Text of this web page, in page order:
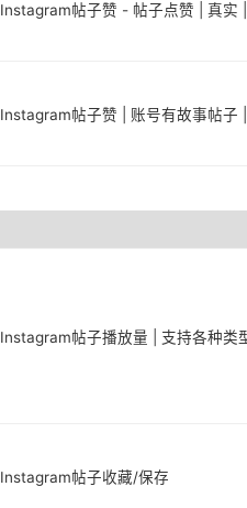
Instagram帖子赞 - 帖子点赞 | 真实
Instagram帖子赞 | 账号有故事帖子
Instagram帖子播放量 | 支持各种类
Instagram帖子收藏/保存